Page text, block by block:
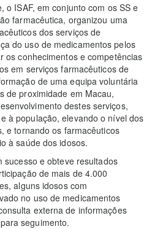
o ISAF, em conjunto com os SS e
farmacêutica, organizou uma
dos serviços de
do uso de medicamentos pelos
os conhecimentos e competências
em serviços farmacêuticos de
de uma equipa voluntária
de proximidade em Macau,
destes serviços,
à população, elevando o nível dos
e tornando os farmacêuticos
à saúde dos idosos.
sucesso e obteve resultados
de mais de 4.000
alguns idosos com
no uso de medicamentos
externa de informações
seguimento.